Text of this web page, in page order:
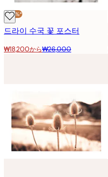
-30%*
드라이 수국 꽃 포스터
₩18,200から₩26,000